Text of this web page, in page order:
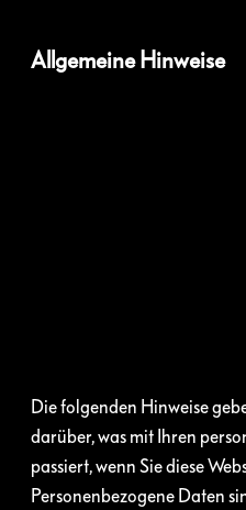
Allgemeine Hinweise
Die folgenden Hinweise
darüber, was mit Ihren
passiert, wenn Sie diese
Personenbezogene Daten